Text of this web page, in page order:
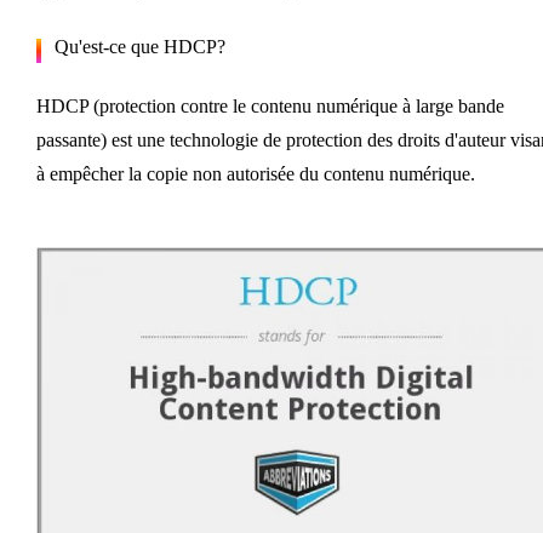
Qu'est-ce que HDCP?
HDCP (protection contre le contenu numérique à large bande
passante) est une technologie de protection des droits d'auteur
à empêcher la copie non autorisée du contenu numérique.